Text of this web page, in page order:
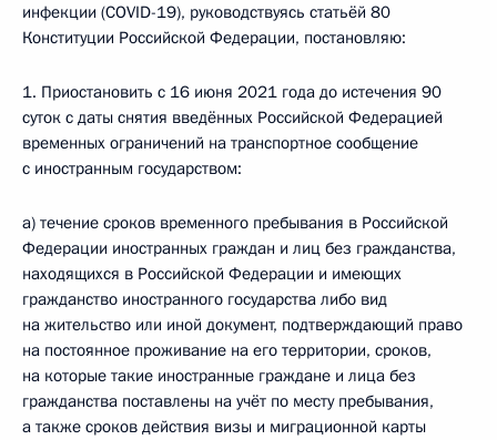
инфекции (COVID-19), руководствуясь статьёй 80
Конституции Российской Федерации, постановляю:
1. Приостановить с 16 июня 2021 года до истечения 90
суток с даты снятия введённых Российской Федерацией
временных ограничений на транспортное сообщение
с иностранным государством:
а) течение сроков временного пребывания в Российской
Федерации иностранных граждан и лиц без гражданства,
находящихся в Российской Федерации и имеющих
гражданство иностранного государства либо вид
на жительство или иной документ, подтверждающий право
на постоянное проживание на его территории, сроков,
на которые такие иностранные граждане и лица без
гражданства поставлены на учёт по месту пребывания,
а также сроков действия визы и миграционной карты